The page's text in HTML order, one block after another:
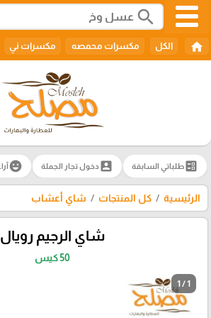
search
home الكل مكسرات محمصه مكسرات ني
ballotطلباتي السابقة account_box دخول تجار الجملة emoji_emotions
الرئيسية كل المنتجات شاي أعشاب
شاي الرجيم رويال
50 كيس
1 / 1